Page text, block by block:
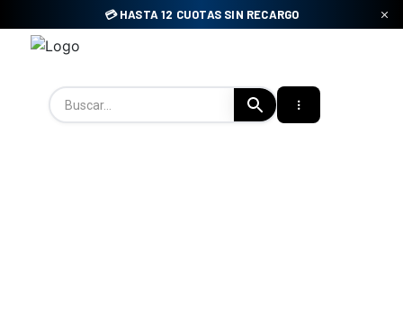
to
content
💳 HASTA 12 CUOTAS SIN RECARGO